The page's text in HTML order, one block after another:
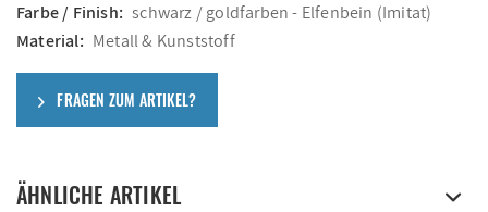
Farbe / Finish: schwarz / goldfarben - Elfenbein (Imitat)
Material: Metall & Kunststoff
FRAGEN ZUM ARTIKEL?
ÄHNLICHE ARTIKEL